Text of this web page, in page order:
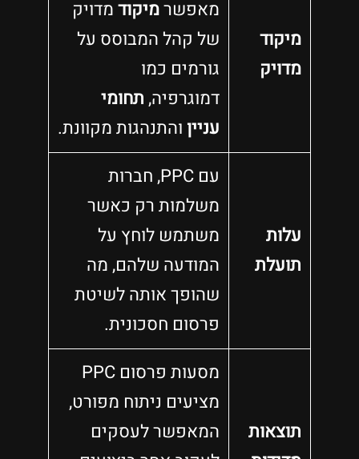
מיקוד
מדויק
מאפשרמיקודמדויק
של קהל המבוסס על
גורמים כמו
דמוגרפיה,תחומי
עניין והתנהגות מקוונת.
עלות
תועלת
עם PPC, חברות
משלמות רק כאשר
משתמש לוחץ על
המודעה שלהם, מה
שהופך אותה לשיטת
פרסום חסכונית.
תוצאות
מסעות פרסום PPC
מציעים ניתוח מפורט,
המאפשר לעסקים